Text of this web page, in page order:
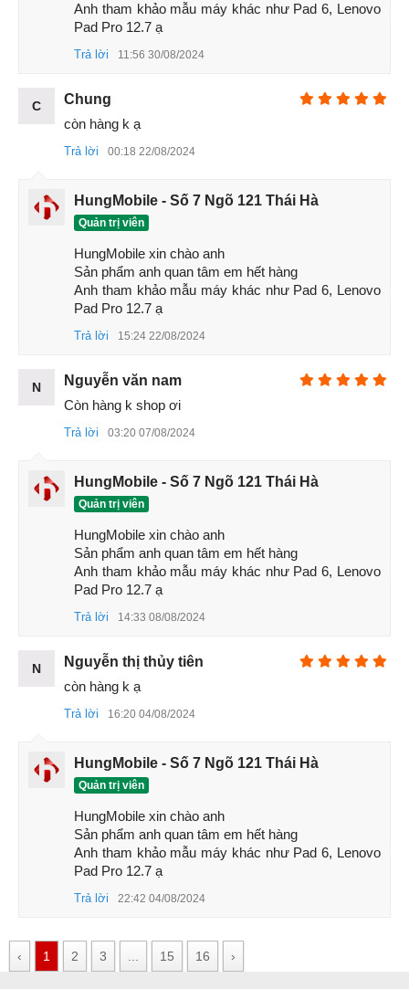
đểm thuận tiện khi cầm nắm. Thiết bị không có hỗ trợ sim,
thẻ nhớ hay giắc cắm 3,5mm. Tuy nhiên, Xiaomi Pad 5 Pro
Cạnh dưới Xiaomi Pad 5 Pro 12.4
Xiaomi Pad 5 Pro 12.4 có kích thước màn hình là 12.4 inch,
và độ sáng tối đa là 500 nit. Màn hình này sử dụng công
nghệ IPS LCD, cho góc nhìn rộng và màu sắc trung thực.
Đặc biệt, màn hình còn có tần số quét là 120 Hz, giúp cho
Một điểm cộng nữa của Xiaomi Pad 5 Pro 12.4 là có hỗ trợ
Anh tham khảo mẫu máy khác như Pad 6, Lenovo
Pad Pro 12.7 ạ
Trả lời 11:56 30/08/2024
C
Chung
còn hàng k ạ
Trả lời 00:18 22/08/2024
HungMobile - Số 7 Ngõ 121 Thái Hà
Quản trị viên
HungMobile xin chào anh
Sản phẩm anh quan tâm em hết hàng
Anh tham khảo mẫu máy khác như Pad 6, Lenovo
Pad Pro 12.7 ạ
Trả lời 15:24 22/08/2024
N
Nguyễn văn nam
Còn hàng k shop ơi
Trả lời 03:20 07/08/2024
HungMobile - Số 7 Ngõ 121 Thái Hà
Quản trị viên
HungMobile xin chào anh
Sản phẩm anh quan tâm em hết hàng
Anh tham khảo mẫu máy khác như Pad 6, Lenovo
Pad Pro 12.7 ạ
Trả lời 14:33 08/08/2024
N
Nguyễn thị thủy tiên
còn hàng k ạ
Trả lời 16:20 04/08/2024
HungMobile - Số 7 Ngõ 121 Thái Hà
Quản trị viên
HungMobile xin chào anh
Sản phẩm anh quan tâm em hết hàng
Anh tham khảo mẫu máy khác như Pad 6, Lenovo
Pad Pro 12.7 ạ
Trả lời 22:42 04/08/2024
‹ 1 2 3 ... 15 16 ›